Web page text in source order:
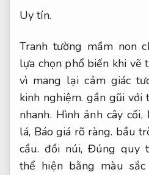
Uy tín.
Tranh tường mầm non
lựa chọn phổ biến khi vẽ
vì mang lại cảm giác
kinh nghiệm. gần gũi với
nhanh. Hình ảnh cây cối,
lá, Báo giá rõ ràng. bầu
cầu. đồi núi, Đúng quy
thể hiện bằng màu